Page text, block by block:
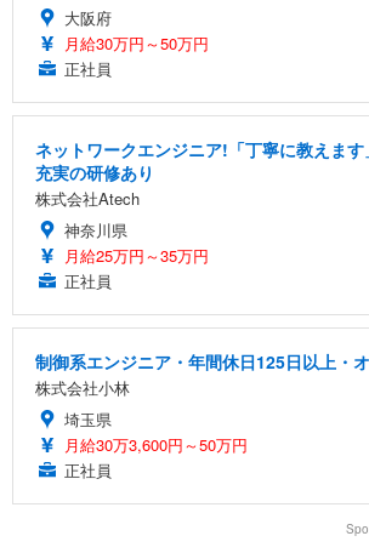
大阪府
月給30万円～50万円
正社員
ネットワークエンジニア!「丁寧に教えま
充実の研修あり
株式会社Atech
神奈川県
月給25万円～35万円
正社員
制御系エンジニア・年間休日125日以上・
株式会社小林
埼玉県
月給30万3,600円～50万円
正社員